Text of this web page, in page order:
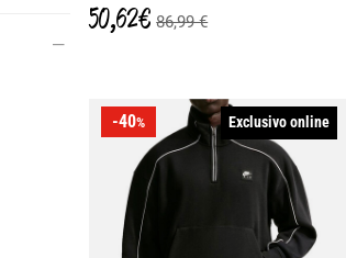
50,62 € 86,99 €
-40% Exclusivo online